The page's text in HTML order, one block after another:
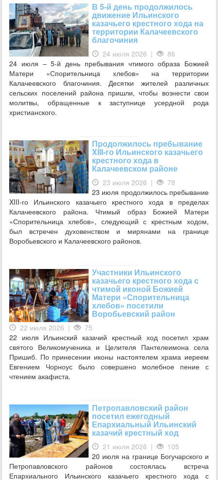
В 5-й день продолжилось
движение Ильинского
казачьего крестного хода на
территории Калачеевского
благочиния
24 июля 2026 |
86
24 июля – 5-й день пребывания чтимого образа Божией
Матери «Спорительница хлебов» на территории
Калачеевского благочиния. Десятки жителей различных
сельских поселений района пришли, чтобы вознести свои
молитвы, обращенные к заступнице усердной рода
христианского.
Продолжилось пребывание
XIII-го Ильинского казачьего
крестного хода в
Калачеевском районе
23 июля 2026 |
78
23 июля продолжилось пребывание
XIII-го Ильинского казачьего крестного хода в пределах
Калачеевского района. Чтимый образ Божией Матери
«Спорительница хлебов», следующий с крестным ходом,
был встречен духовенством и мирянами на границе
Воробьевского и Калачеевского районов.
Участники Ильинского
казачьего крестного хода с
чтимой иконой Божией
Матери «Спорительница
хлебов» посетили
Воробьевский район
22 июля 2026 |
75
22 июля Ильинский казачий крестный ход посетил храм
святого Великомученика и Целителя Пантелеимона села
Пришиб. По принесении иконы настоятелем храма иереем
Евгением Чорноус было совершено молебное пение с
чтением акафиста.
Петропавловский район
посетил ежегодный
Епархиальный Ильинский
казачий крестный ход
21 июля 2026 |
105
20 июля на границе Богучарского и
Петропавловского районов состоялась встреча
Епархиального Ильинского казачьего крестного хода с